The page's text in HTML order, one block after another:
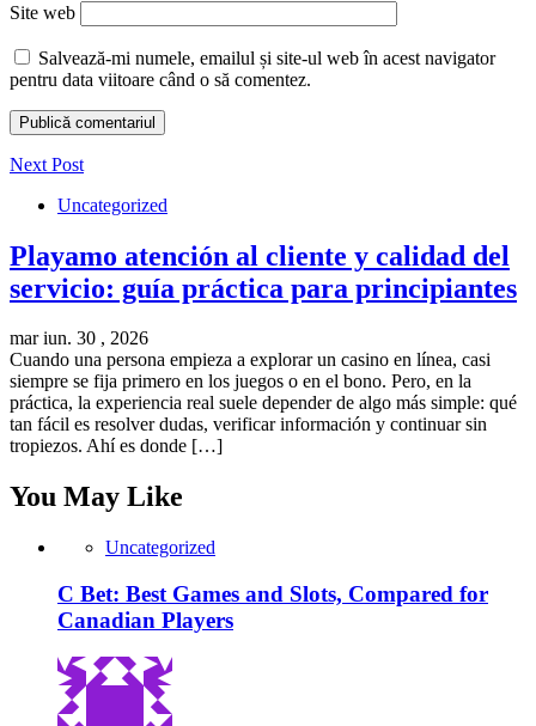
Site web
Salvează-mi numele, emailul și site-ul web în acest navigator
pentru data viitoare când o să comentez.
Next Post
Uncategorized
Playamo atención al cliente y calidad del
servicio: guía práctica para principiantes
mar iun. 30 , 2026
Cuando una persona empieza a explorar un casino en línea, casi
siempre se fija primero en los juegos o en el bono. Pero, en la
práctica, la experiencia real suele depender de algo más simple: qué
tan fácil es resolver dudas, verificar información y continuar sin
tropiezos. Ahí es donde […]
You May Like
Uncategorized
C Bet: Best Games and Slots, Compared for
Canadian Players